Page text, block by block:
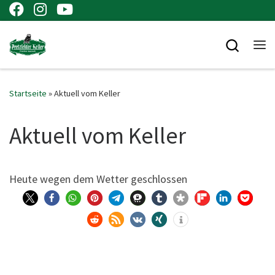
Zum Inhalt springen
Startseite »Aktuell vom Keller
Aktuell vom Keller
Heu­te wegen dem Wet­ter geschlossen